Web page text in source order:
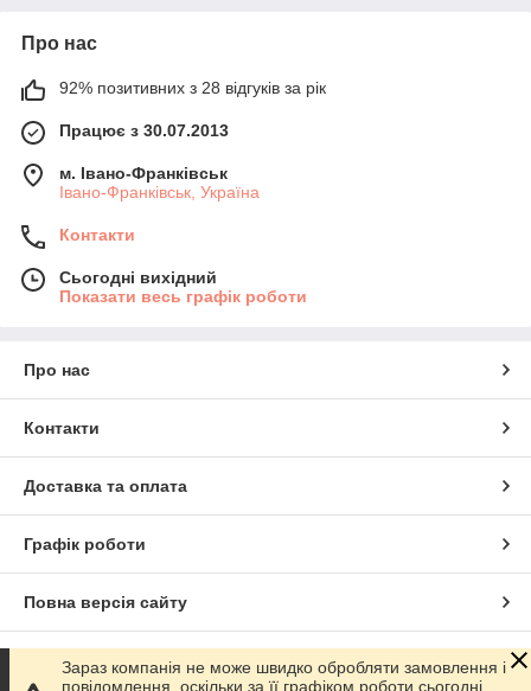
Про нас
92% позитивних з 28 відгуків за рік
Працює з 30.07.2013
м. Івано-Франківськ
Івано-Франківськ, Україна
Контакти
Сьогодні вихідний
Показати весь графік роботи
Про нас
Контакти
Доставка та оплата
Графік роботи
Повна версія сайту
Сайт створено на маркетплейсі Prom.ua
Зараз компанія не може швидко обробляти замовлення і
повідомлення, оскільки за її графіком роботи сьогодні